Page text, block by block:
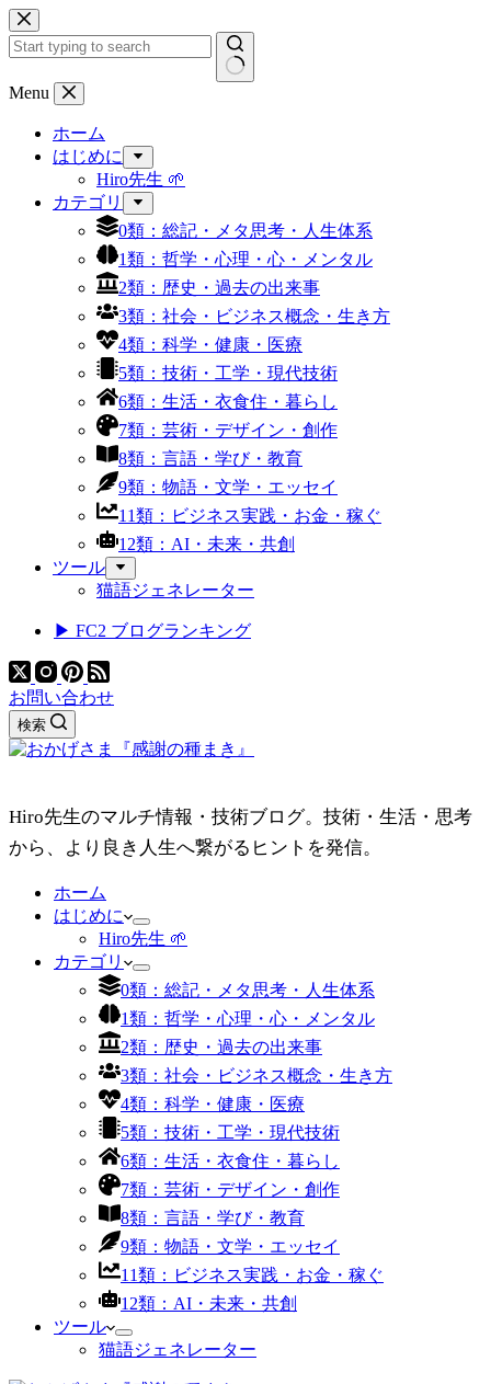
コ
ン
テ
ン
結
Menu
ホーム
はじめに
Hiro先生 🌱
カテゴリ
0類：総記・メタ思考・人生体系
1類：哲学・心理・心・メンタル
2類：歴史・過去の出来事
3類：社会・ビジネス概念・生き方
4類：科学・健康・医療
5類：技術・工学・現代技術
6類：生活・衣食住・暮らし
7類：芸術・デザイン・創作
8類：言語・学び・教育
9類：物語・文学・エッセイ
11類：ビジネス実践・お金・稼ぐ
12類：AI・未来・共創
ツール
猫語ジェネレーター
▶ FC2 ブログランキング
お問い合わせ
検索
Hiro先生のマルチ情報・技術ブログ。技術・生活・思考
から、より良き人生へ繋がるヒントを発信。
ホーム
はじめに
Hiro先生 🌱
カテゴリ
0類：総記・メタ思考・人生体系
1類：哲学・心理・心・メンタル
2類：歴史・過去の出来事
3類：社会・ビジネス概念・生き方
4類：科学・健康・医療
5類：技術・工学・現代技術
6類：生活・衣食住・暮らし
7類：芸術・デザイン・創作
8類：言語・学び・教育
9類：物語・文学・エッセイ
11類：ビジネス実践・お金・稼ぐ
12類：AI・未来・共創
ツール
猫語ジェネレーター